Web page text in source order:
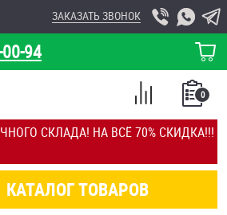
СКЛАДА! НА ВСЁ 70% СКИДКА!!!
94
ЗАКАЗАТЬ ЗВОНОК
КОРЗИНА
КАТАЛОГ ТОВАРОВ
0
СПИСОК
СРАВНЕНИЕ